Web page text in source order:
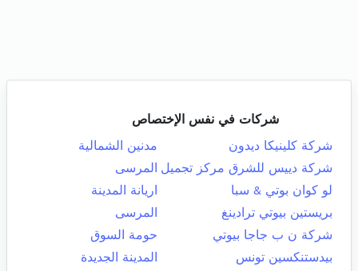
شركات في نفس الإختصاص
شركة كلينيكا ديدون
مدنين الشمالية
شركة دييس للشرق مركز تجميل المرسى
لو كوان بوتي & سبا
اريانة المدينة
بريستين بيوتي ترادينغ
المرسى
شركة ن ب جاجا بيوتي
حومة السوق
بيدستنكسين تونس
المدينة الجديدة